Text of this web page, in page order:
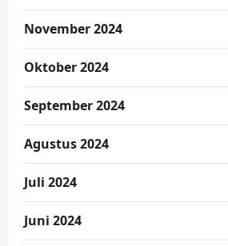
November 2024
Oktober 2024
September 2024
Agustus 2024
Juli 2024
Juni 2024